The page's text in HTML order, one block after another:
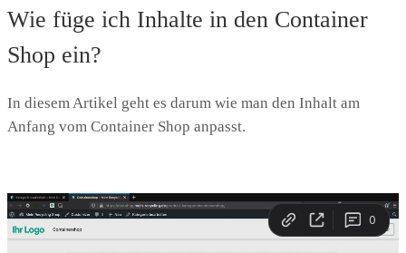
Wie füge ich Inhalte in den Container
Shop ein?
In diesem Artikel geht es darum wie man den Inhalt am
Anfang vom Container Shop anpasst.